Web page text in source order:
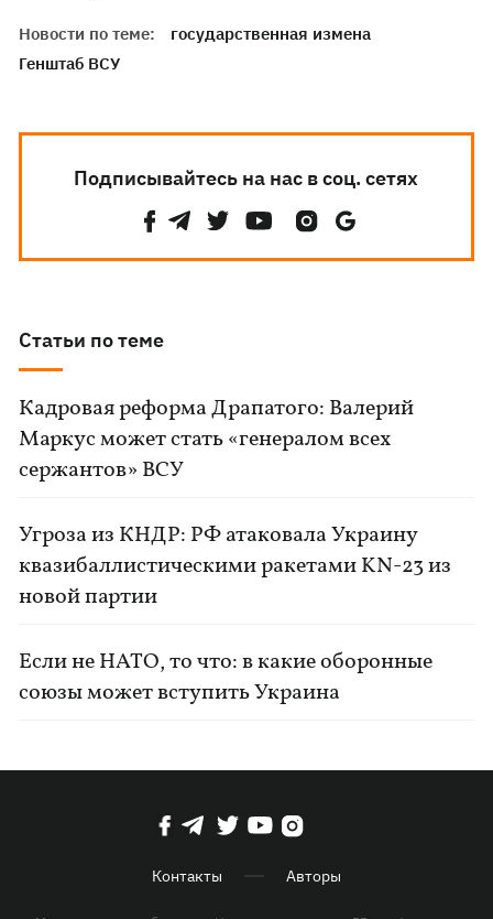
Новости по теме:
государственная измена
Генштаб ВСУ
Подписывайтесь на нас в соц. сетях
Статьи по теме
Кадровая реформа Драпатого: Валерий
Маркус может стать «генералом всех
сержантов» ВСУ
Угроза из КНДР: РФ атаковала Украину
квазибаллистическими ракетами KN-23 из
новой партии
Если не НАТО, то что: в какие оборонные
союзы может вступить Украина
Контакты Авторы